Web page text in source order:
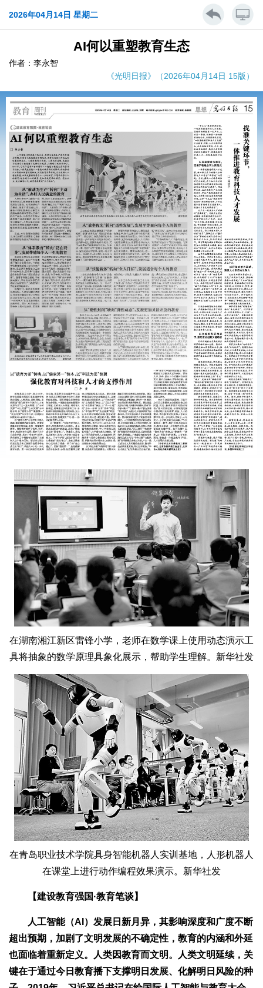
2026年04月14日 星期二
AI何以重塑教育生态
作者：李永智
《光明日报》（2026年04月14日 15版）
在湖南湘江新区雷锋小学，老师在数学课上使用动态演示工
具将抽象的数学原理具象化展示，帮助学生理解。新华社发
在青岛职业技术学院具身智能机器人实训基地，人形机器人
在课堂上进行动作编程效果演示。新华社发
【建设教育强国·教育笔谈】
人工智能（AI）发展日新月异，其影响深度和广度不断
超出预期，加剧了文明发展的不确定性，教育的内涵和外延
也面临着重新定义。人类因教育而文明。人类文明延续，关
键在于通过今日教育播下支撑明日发展、化解明日风险的种